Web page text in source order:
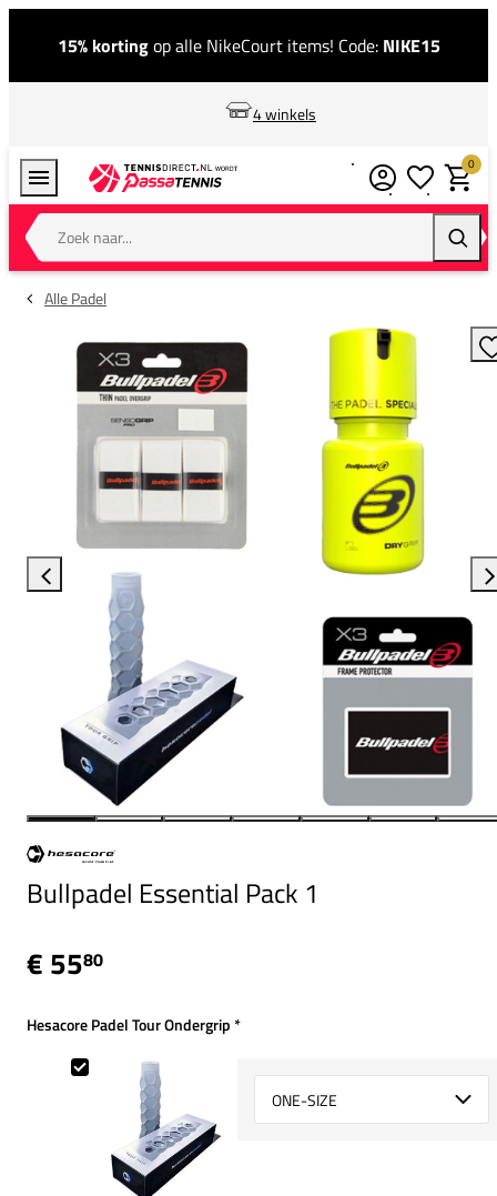
15% kortingop alle NikeCourt items! Code: NIKE15
4 winkels
Zoek naar...
0
Alle Padel
Bullpadel Essential Pack 1
€ 5580
Hesacore Padel Tour Ondergrip*
Select {option} for {name}
Hesacore Padel Tour Ondergrip